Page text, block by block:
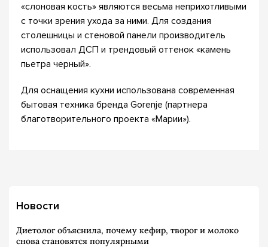
«слоновая кость» являются весьма неприхотливыми
с точки зрения ухода за ними. Для создания
столешницы и стеновой панели производитель
использовал ДСП и трендовый оттенок «камень
пьетра черный».
Для оснащения кухни использована современная
бытовая техника бренда Gorenje (партнера
благотворительного проекта «Марии»).
Новости
Диетолог объяснила, почему кефир, творог и молоко
снова становятся популярными